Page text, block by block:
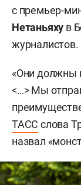
с премьер-
Нетаньяху в
журналистов.
«Они должны
<…> Мы
ТАСС слова
назвал